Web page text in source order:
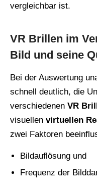
vergleichbar ist.
VR Brillen im
Bild und seine
Bei der Auswertung
schnell deutlich, die
verschiedenen VR
visuellen virtuellen
zwei Faktoren
Bildauflösung und
Frequenz der